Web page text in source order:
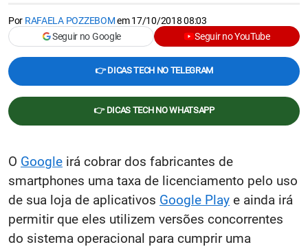
Por RAFAELA POZZEBOMem17/10/2018 08:03
Seguir no Google
Seguir no YouTube
👉 DICAS TECH NO TELEGRAM
👉 DICAS TECH NO WHATSAPP
O Google irá cobrar dos fabricantes de
smartphones uma taxa de licenciamento pelo uso
de sua loja de aplicativos Google Play e ainda irá
permitir que eles utilizem versões concorrentes
do sistema operacional para cumprir uma